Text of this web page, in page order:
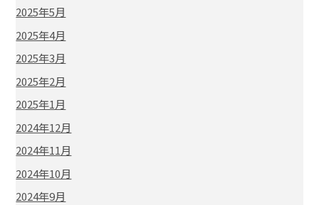
2025年5月
2025年4月
2025年3月
2025年2月
2025年1月
2024年12月
2024年11月
2024年10月
2024年9月